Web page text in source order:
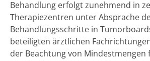
Behandlung erfolgt zunehmend in
Therapiezentren unter Absprache
Behandlungsschritte in
beteiligten ärztlichen
der Beachtung von Mindestmengen